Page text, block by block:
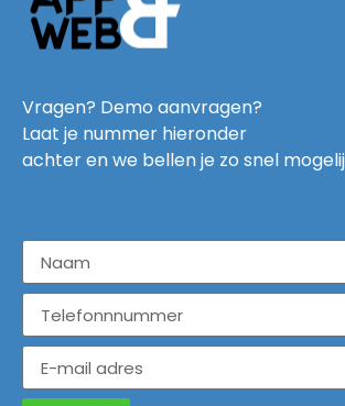
Vragen? Demo aanvragen?
Laat je nummer hieronder
achter en we bellen je zo snel